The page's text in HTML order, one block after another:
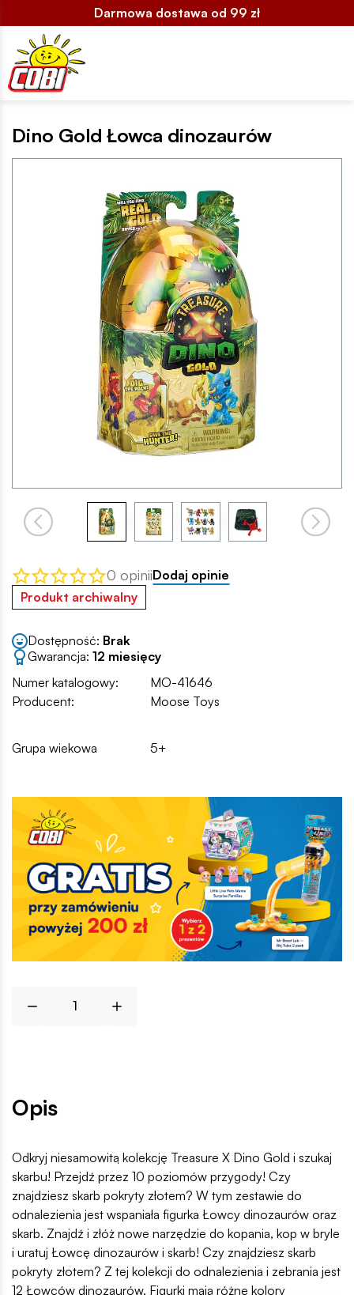
Darmowa dostawa od 99 zł
Dino Gold Łowca dinozaurów
0 opiniiDodaj opinie
Produkt archiwalny
Dostępność: Brak
Gwarancja: 12 miesięcy
Numer katalogowy:
MO-41646
Producent:
Moose Toys
Grupa wiekowa 5+
Opis
Odkryj niesamowitą kolekcję Treasure X Dino Gold i szukaj
skarbu! Przejdź przez 10 poziomów przygody! Czy
znajdziesz skarb pokryty złotem? W tym zestawie do
odnalezienia jest wspaniała figurka Łowcy dinozaurów oraz
skarb. Znajdź i złóż nowe narzędzie do kopania, kop w bryle
i uratuj Łowcę dinozaurów i skarb! Czy znajdziesz skarb
pokryty złotem? Z tej kolekcji do odnalezienia i zebrania jest
12 Łowców dinozaurów. Figurki mają różne kolory